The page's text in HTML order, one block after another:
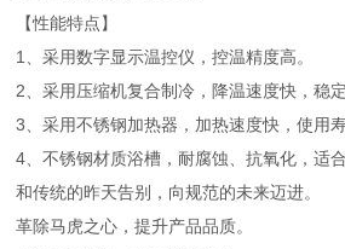
【性能特点】
1、采用数字显示温控仪，控温精度高。
2、采用压缩机复合制冷，降温速度快，稳定
3、采用不锈钢加热器，加热速度快，使用寿
4、不锈钢材质浴槽，耐腐蚀、抗氧化，适
和传统的昨天告别，向规范的未来迈进。
革除马虎之心，提升产品品质。